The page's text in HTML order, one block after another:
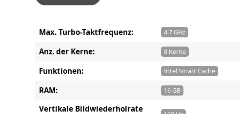
Max. Turbo-Taktfrequenz: 4.7 GHz
Anz. der Kerne: 8 Kerne
Funktionen: Intel Smart Cache
RAM: 16 GB
Vertikale Bildwiederholrate